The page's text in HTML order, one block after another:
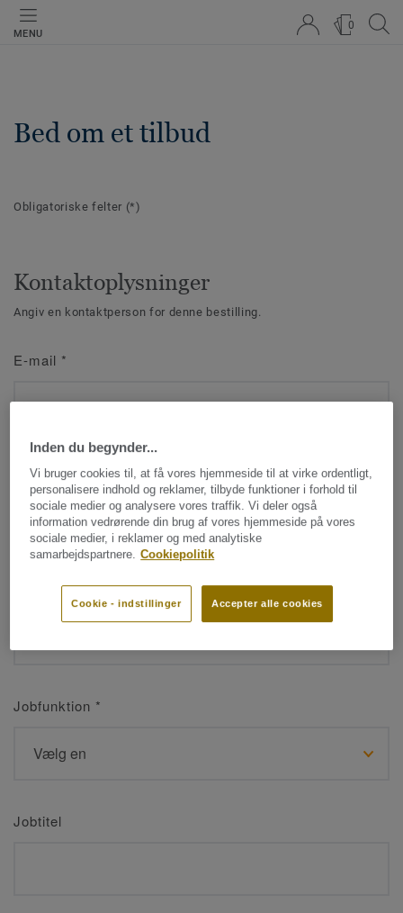
MENU
0
Bed om et tilbud
Obligatoriske felter (*)
Kontaktoplysninger
Angiv en kontaktperson for denne bestilling.
E-mail *
Navn*
Efternavn*
Jobfunktion *
Jobtitel
Inden du begynder...
Vi bruger cookies til, at få vores hjemmeside til at virke ordentligt,
personalisere indhold og reklamer, tilbyde funktioner i forhold til
sociale medier og analysere vores traffik. Vi deler også
information vedrørende din brug af vores hjemmeside på vores
sociale medier, i reklamer og med analytiske
samarbejdspartnere. Cookiepolitik
Accepter alle cookies
Cookie - indstillinger